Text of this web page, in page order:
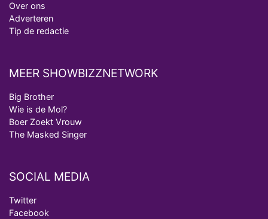
Over ons
Adverteren
Tip de redactie
MEER SHOWBIZZNETWORK
Big Brother
Wie is de Mol?
Boer Zoekt Vrouw
The Masked Singer
SOCIAL MEDIA
Twitter
Facebook